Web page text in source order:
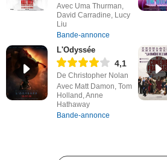
Avec Uma Thurman,
David Carradine, Lucy
Liu
Bande-annonce
L'Odyssée
4,1
De Christopher Nolan
Avec Matt Damon, Tom
Holland, Anne
Hathaway
Bande-annonce